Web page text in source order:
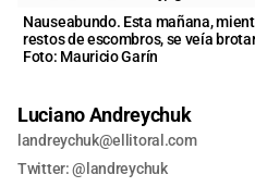
Nauseabundo. Esta mañana,
restos de escombros, se veía
Foto: Mauricio Garín
Luciano Andreychuk
landreychuk@ellitoral.com
Twitter: @landreychuk